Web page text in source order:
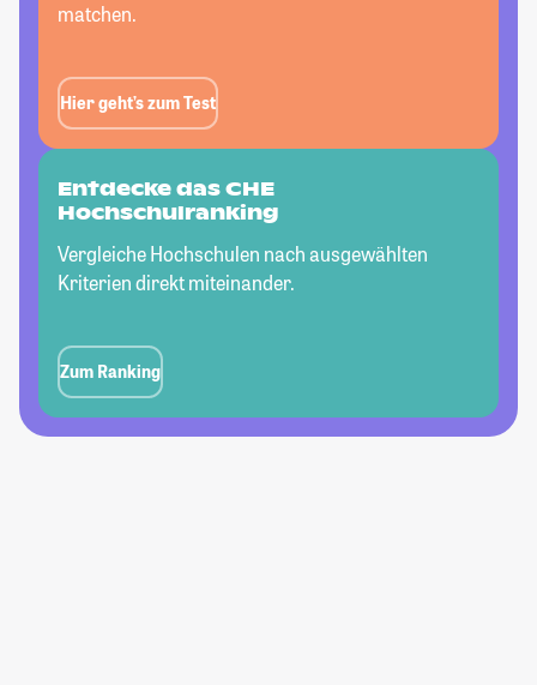
matchen.
Hier geht’s zum Test
Entdecke das CHE
Hochschulranking
Vergleiche Hochschulen nach ausgewählten
Kriterien direkt miteinander.
Zum Ranking